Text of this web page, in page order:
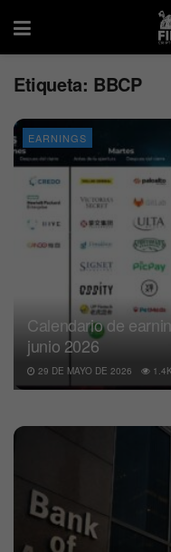
Etiqueta: BBCP
EARNINGS
Calendario de
junio 2026
29 DE MAYO DE 2026 1.4K